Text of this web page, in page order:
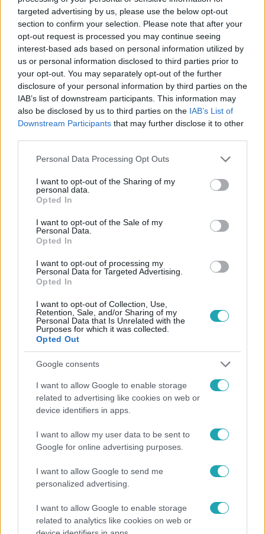
targeted advertising by us, please use the below opt-out
section to confirm your selection. Please note that after your
opt-out request is processed you may continue seeing
interest-based ads based on personal information utilized by
us or personal information disclosed to third parties prior to
your opt-out. You may separately opt-out of the further
disclosure of your personal information by third parties on the
IAB’s list of downstream participants. This information may
also be disclosed by us to third parties on the IAB’s List of
Downstream Participants that may further disclose it to other
Please note that this website/app uses one or more Google
not limited to your visit or usage behaviour. You may click to
grant or deny consent to Google and its third-party tags to
use your data for below specified purposes in below Google
consent section.
Personal Data Processing Opt Outs
I want to opt-out of the Sharing of my
personal data.
Opted In
I want to opt-out of the Sale of my
Personal Data.
Opted In
I want to opt-out of processing my
Personal Data for Targeted Advertising.
Opted In
I want to opt-out of Collection, Use,
Retention, Sale, and/or Sharing of my
Personal Data that Is Unrelated with the
Purposes for which it was collected.
Opted Out
Google consents
I want to allow Google to enable storage
related to advertising like cookies on web or
device identifiers in apps.
I want to allow my user data to be sent to
Google for online advertising purposes.
I want to allow Google to send me
personalized advertising.
I want to allow Google to enable storage
related to analytics like cookies on web or
Kövess minket, és értesülj a friss hírekről a
Facebookon is!
FÓKUSZ #ADÁSRÉSZLETEK
Népszerű